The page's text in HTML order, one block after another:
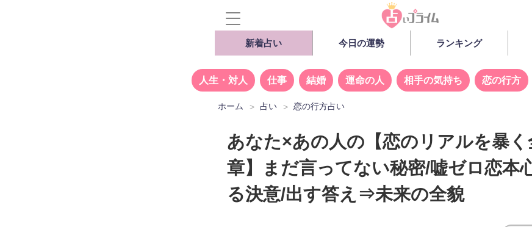
新着占い 今日の運勢 ランキング
人生・対人 仕事 結婚 運命の人 相手の気持ち 恋の行方
ホーム 占い 恋の行方占い
あなた×あの人の【恋のリアルを暴く
章】まだ言ってない秘密/嘘ゼロ恋本
る決意/出す答え⇒未来の全貌